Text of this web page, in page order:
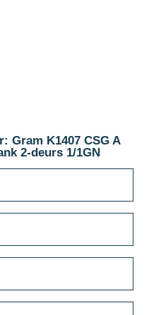
Gram K1407 CSG A
2-deurs 1/1GN